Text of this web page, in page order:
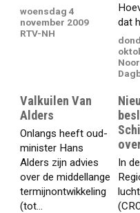
woensdag 4
november 2009
RTV-NH
dat
Valkuilen Van
Alders
Onlangs heeft oud-
minister Hans
Alders zijn advies
over de middellange
termijnontwikkeling
(tot...
In